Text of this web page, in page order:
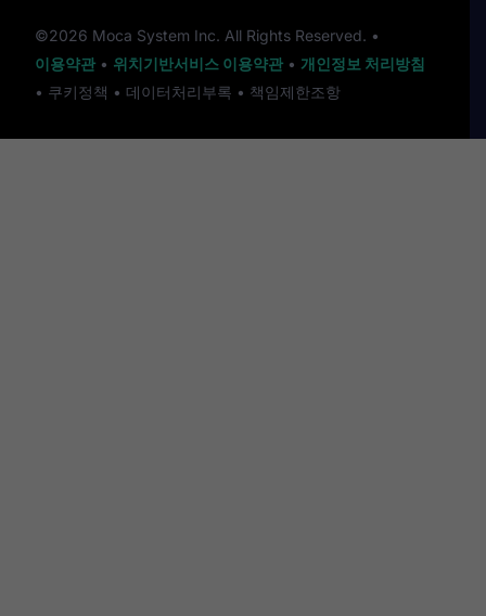
©2026 Moca System Inc. All Rights Reserved. •
이용약관• 위치기반서비스 이용약관• 개인정보 처리방침
• 쿠키정책 • 데이터처리부록 • 책임제한조항